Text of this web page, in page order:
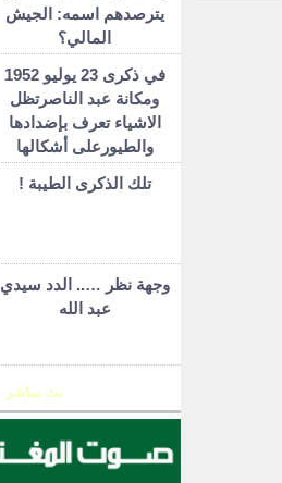
يترصدهم اسمه: الجيش
المالي؟
في ذكرى 23 يوليو 1952
ومكانة عبد الناصرتظل
الاشياء تعرف بإضدادها
والطيورعلى أشكالها
تلك الذكرى الطيبة !
وجهة نظر ….. الدد سيدي
عبد الله
بث مباشر